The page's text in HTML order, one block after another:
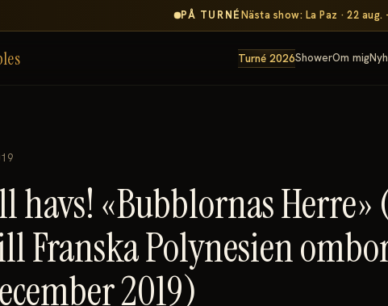
PÅ TURNÉNästa show: La Paz · 22
Turné 2026ShowerOm mig
havs! «Bubblornas
Franska Polynesien
2019)